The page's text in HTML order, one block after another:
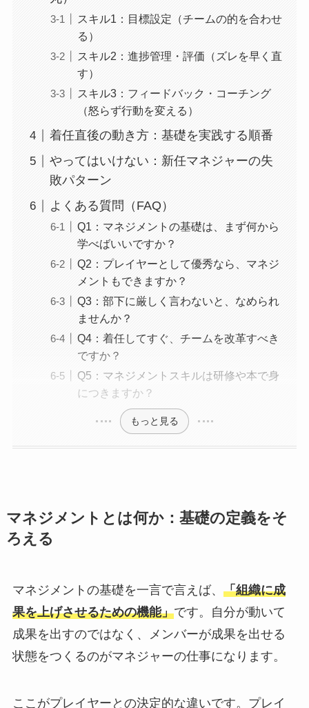
スキル1：目標設定（チームの的を合わせ
る）
スキル2：進捗管理・評価（ズレを早く直
す）
スキル3：フィードバック・コーチング
（怒らず行動を変える）
着任直後の動き方：基礎を実践する順番
やってはいけない：新任マネジャーの失
敗パターン
よくある質問（FAQ）
Q1：マネジメントの基礎は、まず何から
学べばいいですか？
Q2：プレイヤーとして優秀なら、マネジ
メントもできますか？
Q3：部下に厳しく言わないと、なめられ
ませんか？
Q4：着任してすぐ、チームを改革すべき
ですか？
Q5：マネジメントスキルは研修や本で身
につきますか？
もっと見る
マネジメントとは何か：基礎の定義をそ
ろえる
マネジメントの基礎を一言で言えば、 「組織に成
果を上げさせるための機能」です。自分が動いて
成果を出すのではなく、メンバーが成果を出せる
状態をつくるのがマネジャーの仕事になります。
ここがプレイヤーとの決定的な違いです。プレイ